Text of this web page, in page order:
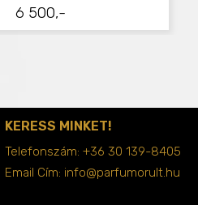
6 500,-
KERESS MINKET!
Telefonszám: +36 30 139-8405
Email Cím: info@parfumorult.hu